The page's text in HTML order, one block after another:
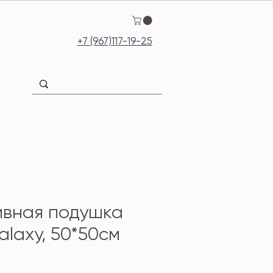
+7 (967)117-19-25
подушка
50*50см